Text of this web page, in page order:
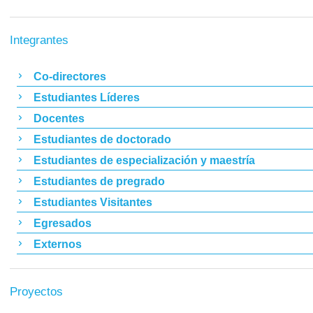
Integrantes
Co-directores
Estudiantes Líderes
Docentes
Estudiantes de doctorado
Estudiantes de especialización y maestría
Estudiantes de pregrado
Estudiantes Visitantes
Egresados
Externos
Proyectos